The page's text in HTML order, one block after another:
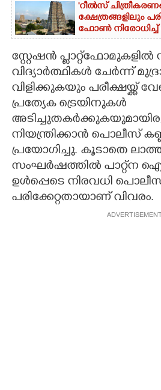
'റീൽസ്
ക്ഷേത്രങ്ങളിലും
ഫോൺ നിരോധിച്ച്
സ്റ്റേഷൻ
വിദ്യാർത്ഥികൾ ചേർന്ന്
വിളിക്കുകയും പരീക്ഷയ്ക്ക്
പ്രത്യേക ട്രെയിനുകൾ
നിയന്ത്രിക്കാൻ പൊലീസ്
പ്രയോഗിച്ചു. കൂടാതെ
സംഘർഷത്തിൽ പാറ്റ്ന
ഉൾപ്പെടെ നിരവധി
പരിക്കേറ്റതായാണ് വിവരം.